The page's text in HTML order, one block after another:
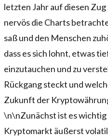
letzten Jahr auf diesen
nervös die Charts
saß und den Menschen
dass es sich lohnt, etwas
einzutauchen und zu
Rückgang steckt und
Zukunft der
\n\nZunächst ist es wichtig
Kryptomarkt äußerst